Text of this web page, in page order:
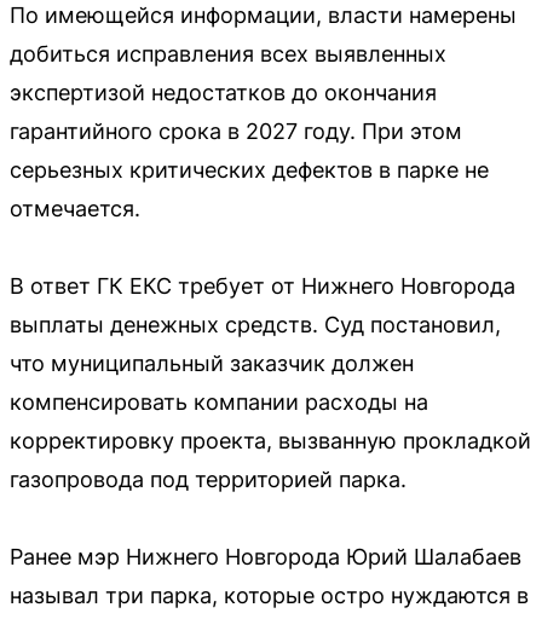
По имеющейся информации, власти намерены
добиться исправления всех выявленных
экспертизой недостатков до окончания
гарантийного срока в 2027 году. При этом
серьезных критических дефектов в парке не
отмечается.
В ответ ГК ЕКС требует от Нижнего Новгорода
выплаты денежных средств. Суд постановил,
что муниципальный заказчик должен
компенсировать компании расходы на
корректировку проекта, вызванную прокладкой
газопровода под территорией парка.
Ранее мэр Нижнего Новгорода Юрий Шалабаев
называл три парка, которые остро нуждаются в